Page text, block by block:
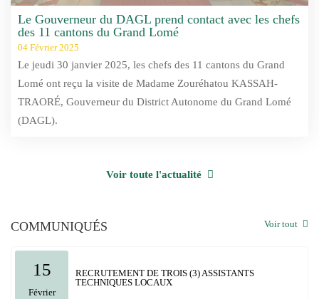
Le Gouverneur du DAGL prend contact avec les chefs
des 11 cantons du Grand Lomé
04 Février 2025
Le jeudi 30 janvier 2025, les chefs des 11 cantons du Grand
Lomé ont reçu la visite de Madame Zouréhatou KASSAH-
TRAORÉ, Gouverneur du District Autonome du Grand Lomé
(DAGL).
Voir toute l'actualité
COMMUNIQUÉS Voir tout
15
Février
RECRUTEMENT DE TROIS (3) ASSISTANTS
TECHNIQUES LOCAUX